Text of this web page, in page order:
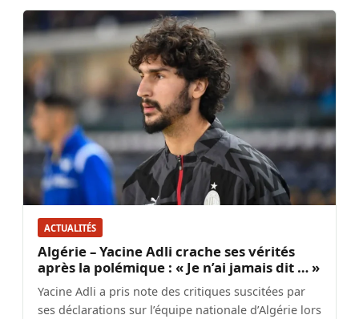
ACTUALITÉS
Algérie – Yacine Adli crache ses vérités
après la polémique : « Je n’ai jamais dit … »
Yacine Adli a pris note des critiques suscitées par
ses déclarations sur l’équipe nationale d’Algérie lors